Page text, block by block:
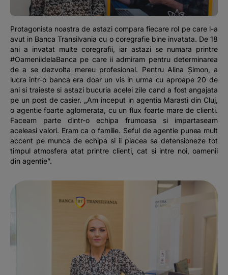
The MacRO Zone
Pentru antreprenori
Banking, pe relaxare
Protagonista noastra de astazi compara fiecare rol pe care l-a
avut in Banca Transilvania cu o coregrafie bine invatata. De 18
ani a invatat multe coregrafii, iar astazi se numara printre
#OameniidelaBanca pe care ii admiram pentru determinarea
de a se dezvolta mereu profesional. Pentru Alina Șimon, a
lucra intr-o banca era doar un vis in urma cu aproape 20 de
ani si traieste si astazi bucuria acelei zile cand a fost angajata
pe un post de casier. „Am inceput in agentia Marasti din Cluj,
o agentie foarte aglomerata, cu un flux foarte mare de clienti.
Faceam parte dintr-o echipa frumoasa si impartaseam
aceleasi valori. Eram ca o familie. Seful de agentie punea mult
accent pe munca de echipa si ii placea sa detensioneze tot
timpul atmosfera atat printre clienti, cat si intre noi, oamenii
din agentie”.